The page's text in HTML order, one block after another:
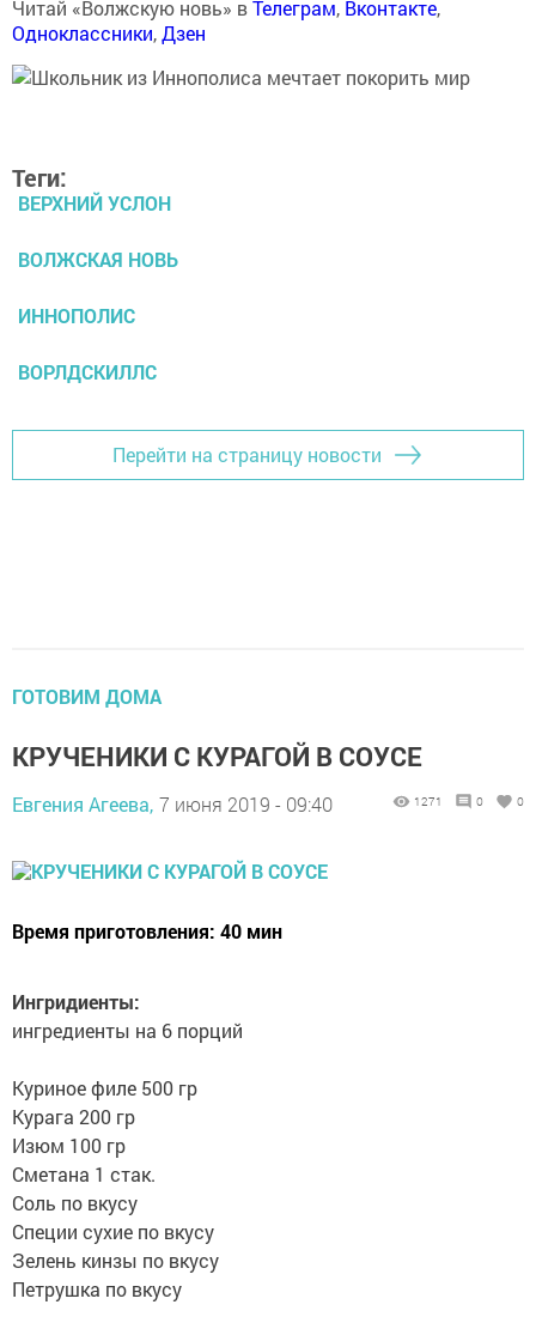
Читай «Волжскую новь» вТелеграм, Вконтакте,
Одноклассники,Дзен
Теги:
ВЕРХНИЙ УСЛОН
ВОЛЖСКАЯ НОВЬ
ИННОПОЛИС
ВОРЛДСКИЛЛС
Перейти на страницу новости
ГОТОВИМ ДОМА
КРУЧЕНИКИ С КУРАГОЙ В СОУСЕ
Евгения Агеева, 7 июня 2019 - 09:40 1271 0 0
Время приготовления: 40 мин
Ингридиенты:
ингредиенты на 6 порций
Куриное филе 500 гр
Курага 200 гр
Изюм 100 гр
Сметана 1 стак.
Соль по вкусу
Специи сухие по вкусу
Зелень кинзы по вкусу
Петрушка по вкусу